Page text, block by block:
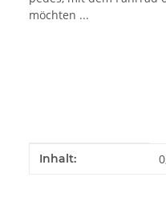
möchten ...
Produkteigenschaft
Wert
Inhalt: